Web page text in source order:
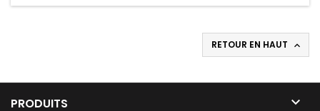
RETOUR EN HAUT 
PRODUITS 